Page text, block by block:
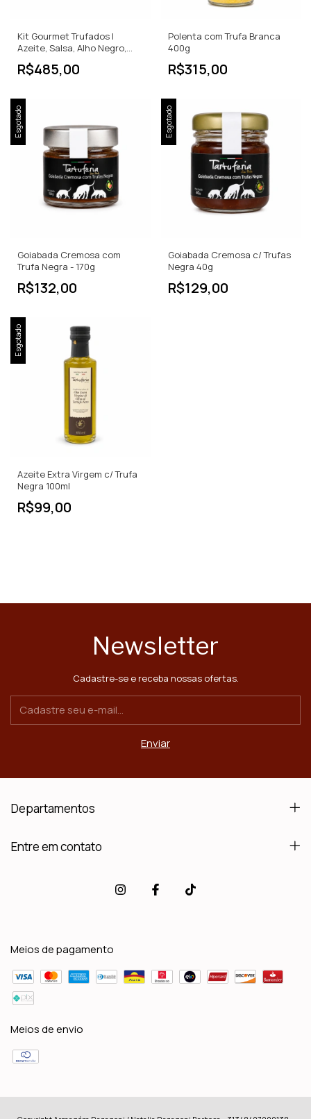
Kit Gourmet Trufados |
Azeite, Salsa, Alho Negro,
R$485,00
Polenta com Trufa Branca
400g
R$315,00
Esgotado
Goiabada Cremosa com
Trufa Negra - 170g
R$132,00
Esgotado
Goiabada Cremosa c/ Trufas
Negra 40g
R$129,00
Esgotado
Azeite Extra Virgem c/ Trufa
Negra 100ml
R$99,00
Newsletter
Cadastre-se e receba nossas ofertas.
Departamentos
Entre em contato
Meios de pagamento
Meios de envio